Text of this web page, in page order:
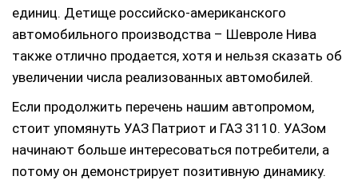
единиц. Детище российско-американского
автомобильного производства – Шевроле Нива
также отлично продается, хотя и нельзя сказать об
увеличении числа реализованных автомобилей.
Если продолжить перечень нашим автопромом,
стоит упомянуть УАЗ Патриот и ГАЗ 3110. УАЗом
начинают больше интересоваться потребители, а
потому он демонстрирует позитивную динамику.